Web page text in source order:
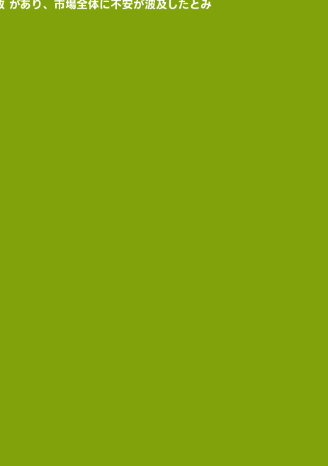
あり、市場全体に不安が波及したとみ